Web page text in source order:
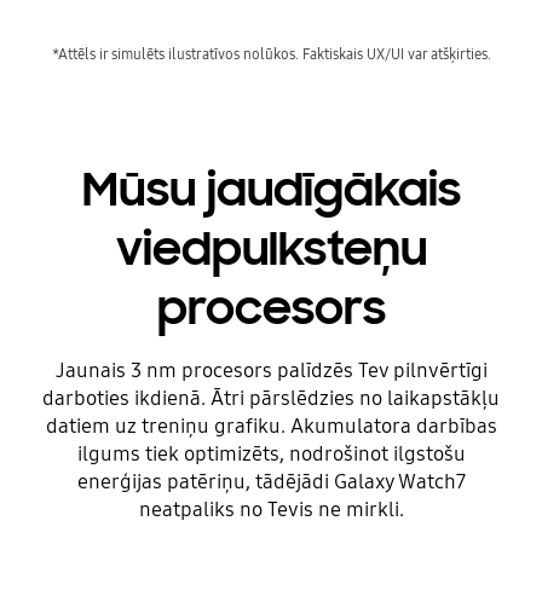
Mūsu jaudīgākais
viedpulksteņu
procesors
Jaunais 3 nm procesors palīdzēs Tev pilnvērtīgi
darboties ikdienā. Ātri pārslēdzies no laikapstākļu
datiem uz treniņu grafiku. Akumulatora darbības
ilgums tiek optimizēts, nodrošinot ilgstošu
enerģijas patēriņu, tādējādi Galaxy Watch7
neatpaliks no Tevis ne mirkli.